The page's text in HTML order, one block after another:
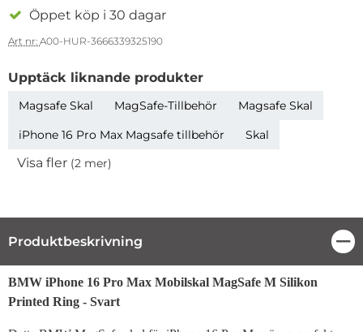
Öppet köp i 30 dagar
Art nr: A00-HUR-3666339325190
Upptäck liknande produkter
Magsafe Skal MagSafe-Tillbehör
Magsafe Skal
iPhone 16 Pro Max Magsafe tillbehör
Skal
Visa fler (2 mer)
Produktbeskrivning
Produktbeskrivning
BMW iPhone 16 Pro Max Mobilskal MagSafe M Silikon
Printed Ring - Svart